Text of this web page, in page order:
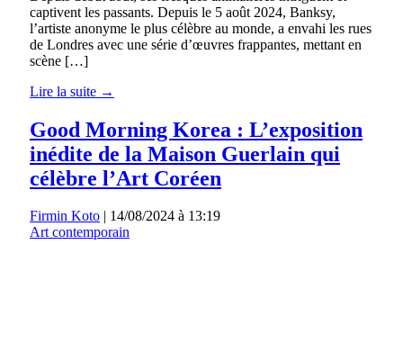
captivent les passants. Depuis le 5 août 2024, Banksy,
l’artiste anonyme le plus célèbre au monde, a envahi les rues
de Londres avec une série d’œuvres frappantes, mettant en
scène […]
Lire la suite →
Good Morning Korea : L’exposition
inédite de la Maison Guerlain qui
célèbre l’Art Coréen
Firmin Koto
14/08/2024 à 13:19
Art contemporain